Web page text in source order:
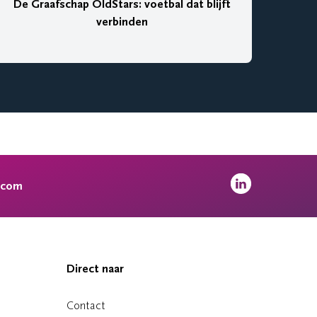
De Graafschap OldStars: voetbal dat blijft
verbinden
Direct naar
Contact